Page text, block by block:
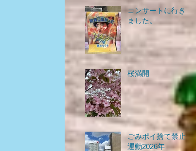
コンサートに行き
ました。
桜満開
ごみポイ捨て禁止
運動2026年